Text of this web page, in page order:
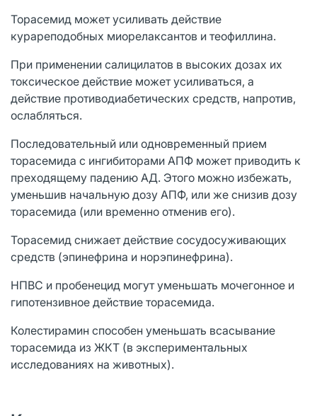
Торасемид может усиливать действие
курареподобных миорелаксантов и теофиллина.
При применении салицилатов в высоких дозах их
токсическое действие может усиливаться, а
действие противодиабетических средств, напротив,
ослабляться.
Последовательный или одновременный прием
торасемида с ингибиторами АПФ может приводить к
преходящему падению АД. Этого можно избежать,
уменьшив начальную дозу АПФ, или же снизив дозу
торасемида (или временно отменив его).
Торасемид снижает действие сосудосуживающих
средств (эпинефрина и норэпинефрина).
НПВС и пробенецид могут уменьшать мочегонное и
гипотензивное действие торасемида.
Колестирамин способен уменьшать всасывание
торасемида из ЖКТ (в экспериментальных
исследованиях на животных).